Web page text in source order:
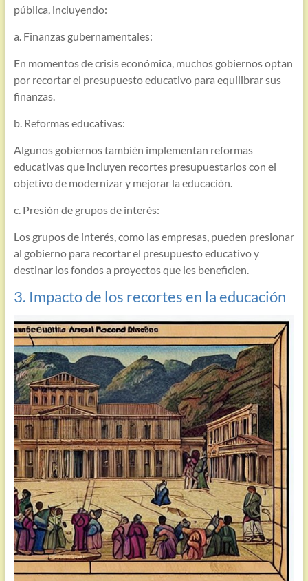
pública, incluyendo:
a. Finanzas gubernamentales:
En momentos de crisis económica, muchos gobiernos optan
por recortar el presupuesto educativo para equilibrar sus
finanzas.
b. Reformas educativas:
Algunos gobiernos también implementan reformas
educativas que incluyen recortes presupuestarios con el
objetivo de modernizar y mejorar la educación.
c. Presión de grupos de interés:
Los grupos de interés, como las empresas, pueden presionar
al gobierno para recortar el presupuesto educativo y
destinar los fondos a proyectos que les beneficien.
3. Impacto de los recortes en la educación